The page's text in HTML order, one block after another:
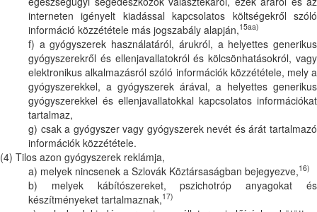
interneten igényelt kiadással kapcsolatos költségekről szóló
információ közzététele más jogszabály alapján,15aa)
f) a gyógyszerek használatáról, árukról, a helyettes generikus
gyógyszerekről és ellenjavallatokról és kölcsönhatásokról, vagy
elektronikus alkalmazásról szóló információk közzététele, mely a
gyógyszerekkel, a gyógyszerek árával, a helyettes generikus
gyógyszerekkel és ellenjavallatokkal kapcsolatos információkat
tartalmaz,
g) csak a gyógyszer vagy gyógyszerek nevét és árát tartalmazó
információk közzététele.
(4) Tilos azon gyógyszerek reklámja,
a) melyek nincsenek a Szlovák Köztársaságban bejegyezve,16)
b) melyek kábítószereket, pszichotróp anyagokat és
készítményeket tartalmaznak,17)